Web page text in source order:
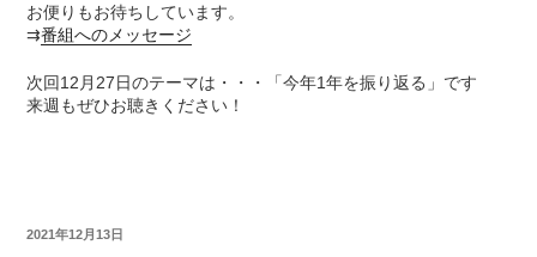
お便りもお待ちしています。
⇉番組へのメッセージ
次回12月27日のテーマは・・・「今年1年を振り返る」です
来週もぜひお聴きください！
2021年12月13日